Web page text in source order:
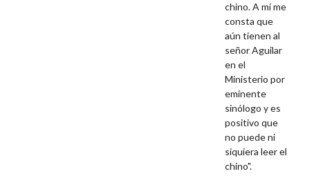
chino. A mí me
consta que
aún tienen al
señor Aguilar
en el
Ministerio por
eminente
sinólogo y es
positivo que
no puede ni
siquiera leer el
chino".